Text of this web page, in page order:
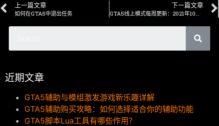
上一篇文章
如何在GTA5中退出任务
下一篇文章
近期文章
GTA5辅助与模组激发游戏新乐趣详解
GTA5辅助购买攻略：如何选择适合你的辅助功能
GTA5脚本Lua工具有哪些作用？